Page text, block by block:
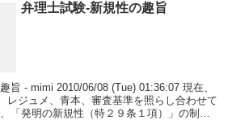
弁理士試験-新規性の趣旨
旨 - mimi 2010/06/08 (Tue) 01:36:07 現在、
レジュメ、青本、審査基準を照らし合わせて
「発明の新規性（特２９条１項）」の制度